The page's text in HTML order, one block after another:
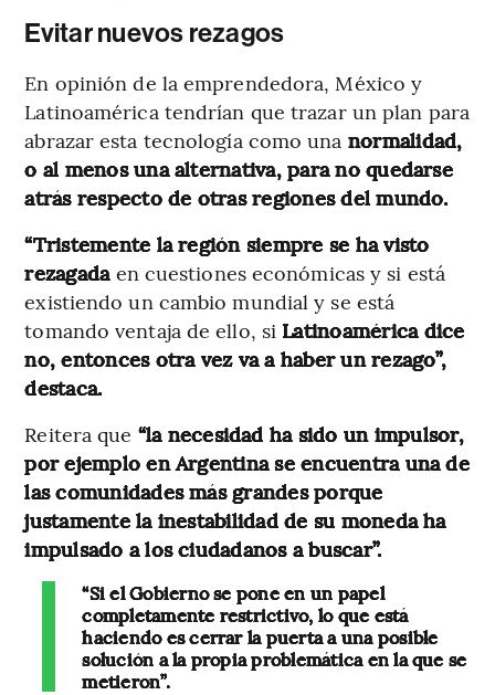
Evitar nuevos rezagos
En opinión de la emprendedora, México y
Latinoamérica tendrían que trazar un plan para
abrazar esta tecnología como una normalidad,
o al menos una alternativa, para no quedarse
atrás respecto de otras regiones del mundo.
“Tristemente la región siempre se ha visto
rezagada en cuestiones económicas y si está
existiendo un cambio mundial y se está
tomando ventaja de ello, si Latinoamérica dice
no, entonces otra vez va a haber un rezago”,
destaca.
Reitera que “la necesidad ha sido un impulsor,
por ejemplo en Argentina se encuentra una de
las comunidades más grandes porque
justamente la inestabilidad de su moneda ha
impulsado a los ciudadanos a buscar”.
“Si el Gobierno se pone en un papel
completamente restrictivo, lo que está
haciendo es cerrar la puerta a una posible
solución a la propia problemática en la que se
metieron”.